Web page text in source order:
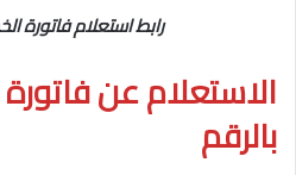
رابط استعلام فاتورة
الاستعلام عن
بالرقم